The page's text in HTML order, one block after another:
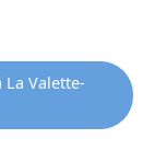
Valette-